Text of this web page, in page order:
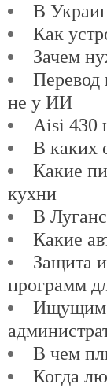
В
Как
Зачем
Перевод
не у ИИ
Aisi 430
В каких
Какие
кухни
В
Какие
Защита
программ
Ищущим
В чем
Когда